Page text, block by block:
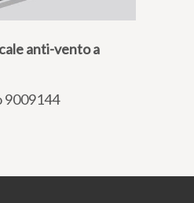
anti-vento a
9009144